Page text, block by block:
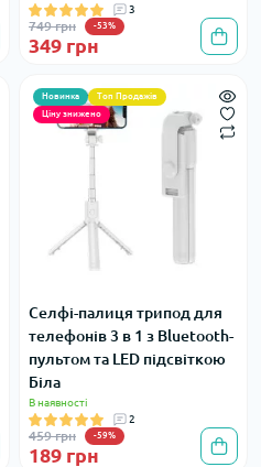
3
749 грн -53%
349 грн
Новинка
Топ Продажів
Ціну знижено
Селфі-палиця трипод для
телефонів 3 в 1 з Bluetooth-
пультом та LED підсвіткою
Біла
В наявності
2
459 грн -59%
189 грн